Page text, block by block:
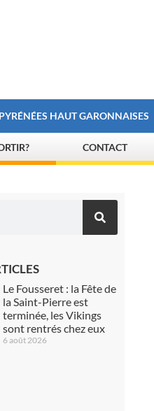
PYRÉNÉES HAUT GARONNAISES
CONTACT
Le Fousseret : la Fête de
la Saint-Pierre est
terminée, les Vikings
sont rentrés chez eux
6 août 2026